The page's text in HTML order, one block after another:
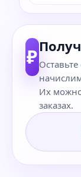
₽
Их
заказах.